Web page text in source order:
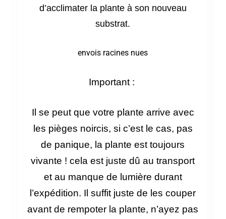
d’acclimater la plante à son nouveau
substrat.
envois racines nues
Important :
Il se peut que votre plante arrive avec
les pièges noircis, si c’est le cas, pas
de panique, la plante est toujours
vivante ! cela est juste dû au transport
et au manque de lumière durant
l’expédition. Il suffit juste de les couper
avant de rempoter la plante, n’ayez pas